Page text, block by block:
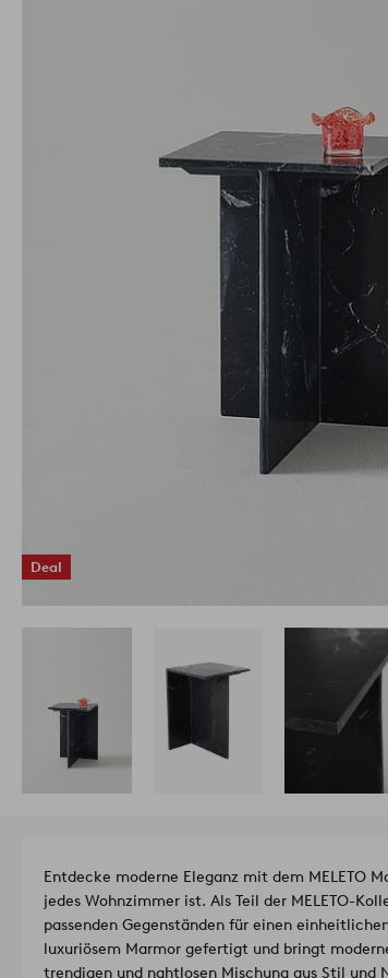
Deal
Entdecke moderne Eleganz mit dem MELETO
jedes Wohnzimmer ist. Als Teil der MELETO-
passenden Gegenständen für einen
luxuriösem Marmor gefertigt und bringt
trendigen und nahtlosen Mischung aus Stil und